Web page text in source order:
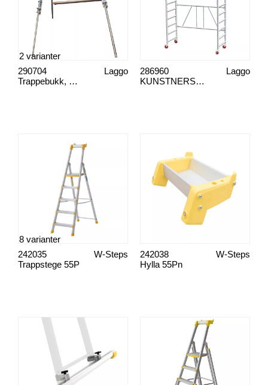
Trappebukk, med forlenger
Laggo
290704
2 varianter
KUNSTNERSTILLING
Laggo
286960
Trappstege 55P
W-Steps
242035
8 varianter
Hylla 55Pn
W-Steps
242038